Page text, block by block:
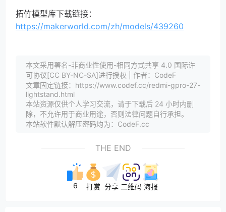
拓竹模型库下载链接：
https://makerworld.com/zh/models/439260
本文采用署名-非商业性使用-相同方式共享 4.0 国际许
可协议[CC BY-NC-SA]进行授权 | 作者：CodeF
文章固定链接：https://www.codef.cc/redmi-gpro-27-
lightstand.html
本站资源仅供个人学习交流，请于下载后 24 小时内删
除，不允许用于商业用途，否则法律问题自行承担。
本站软件默认解压密码均为：CodeF.cc
THE END
6 打赏 分享 二维码 海报